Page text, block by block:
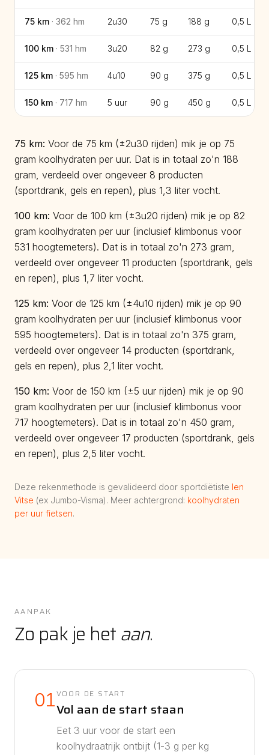
75 km · 362 hm 2u30 75 g 188 g 0,5 L
100 km · 531 hm 3u20 82 g 273 g 0,5 L
125 km · 595 hm 4u10 90 g 375 g 0,5 L
150 km · 717 hm 5 uur 90 g 450 g 0,5 L
75 km: Voor de 75 km (±2u30 rijden) mik je op 75
gram koolhydraten per uur. Dat is in totaal zo'n 188
gram, verdeeld over ongeveer 8 producten
(sportdrank, gels en repen), plus 1,3 liter vocht.
100 km: Voor de 100 km (±3u20 rijden) mik je op 82
gram koolhydraten per uur (inclusief klimbonus voor
531 hoogtemeters). Dat is in totaal zo'n 273 gram,
verdeeld over ongeveer 11 producten (sportdrank, gels
en repen), plus 1,7 liter vocht.
125 km: Voor de 125 km (±4u10 rijden) mik je op 90
gram koolhydraten per uur (inclusief klimbonus voor
595 hoogtemeters). Dat is in totaal zo'n 375 gram,
verdeeld over ongeveer 14 producten (sportdrank,
gels en repen), plus 2,1 liter vocht.
150 km: Voor de 150 km (±5 uur rijden) mik je op 90
gram koolhydraten per uur (inclusief klimbonus voor
717 hoogtemeters). Dat is in totaal zo'n 450 gram,
verdeeld over ongeveer 17 producten (sportdrank, gels
en repen), plus 2,5 liter vocht.
Deze rekenmethode is gevalideerd door sportdiëtiste Ien
Vitse (ex Jumbo-Visma). Meer achtergrond: koolhydraten
per uur fietsen.
AANPAK
Zo pak je hetaan.
01VOOR DE START
Vol aan de start staan
Eet 3 uur voor de start een
koolhydraatrijk ontbijt (1-3 g per kg